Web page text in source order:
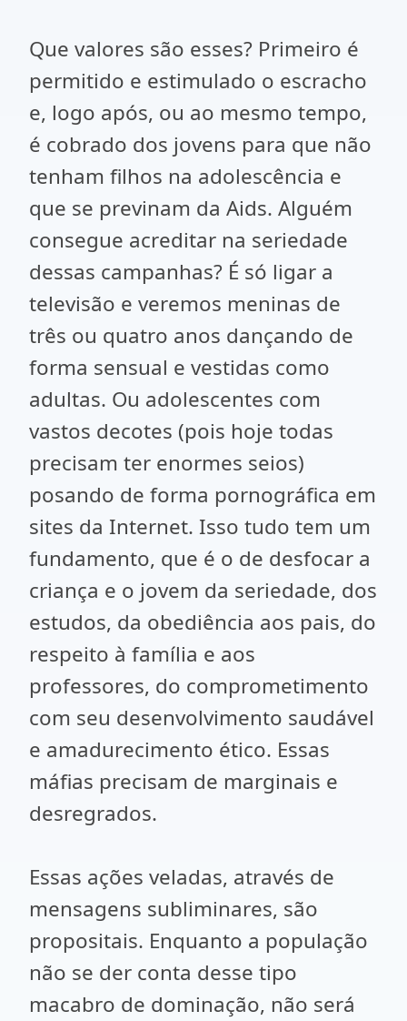
Que valores são esses? Primeiro é
permitido e estimulado o escracho
e, logo após, ou ao mesmo tempo,
é cobrado dos jovens para que não
tenham filhos na adolescência e
que se previnam da Aids. Alguém
consegue acreditar na seriedade
dessas campanhas? É só ligar a
televisão e veremos meninas de
três ou quatro anos dançando de
forma sensual e vestidas como
adultas. Ou adolescentes com
vastos decotes (pois hoje todas
precisam ter enormes seios)
posando de forma pornográfica em
sites da Internet. Isso tudo tem um
fundamento, que é o de desfocar a
criança e o jovem da seriedade, dos
estudos, da obediência aos pais, do
respeito à família e aos
professores, do comprometimento
com seu desenvolvimento saudável
e amadurecimento ético. Essas
máfias precisam de marginais e
desregrados.
Essas ações veladas, através de
mensagens subliminares, são
propositais. Enquanto a população
não se der conta desse tipo
macabro de dominação, não será